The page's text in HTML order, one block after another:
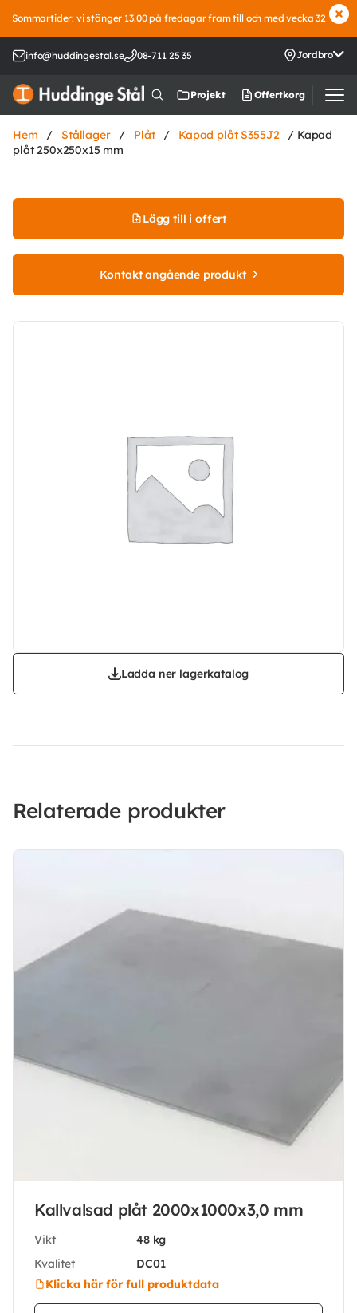
Sommartider: vi stänger 13.00 på fredagar fram till och med vecka 32
info@huddingestal.se 08-711 25 35 Jordbro
Projekt Offertkorg
Hem / Stållager / Plåt / Kapad plåt S355J2
/ Kapad
plåt 250x250x15 mm
Lägg till i offert
Kontakt angående produkt
Ladda ner lagerkatalog
Relaterade produkter
Kallvalsad plåt 2000x1000x3,0 mm
Vikt
48 kg
Kvalitet
DC01
Klicka här för full produktdata